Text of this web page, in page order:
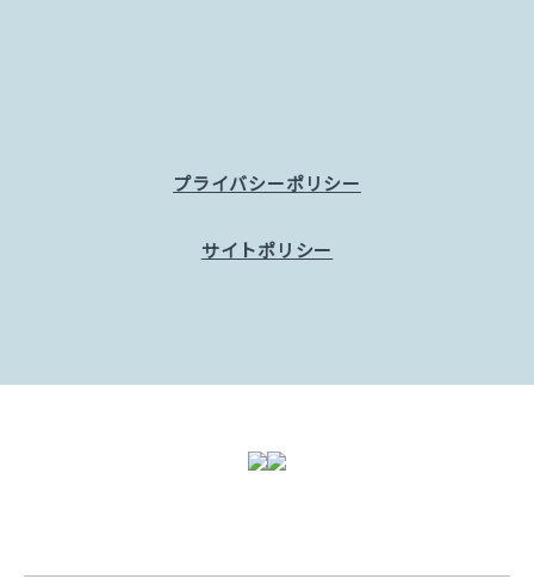
プライバシーポリシー
サイトポリシー